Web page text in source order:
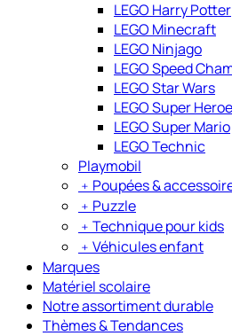
LEGO Harry Potter
LEGO Minecraft
LEGO Ninjago
LEGO Speed
LEGO Star Wars
LEGO Super
LEGO Super Mario
LEGO Technic
Playmobil
﹢ Poupées &
﹢ Puzzle
﹢ Technique pour kids
﹢ Véhicules enfant
Marques
Matériel scolaire
Notre assortiment durable
Thèmes & Tendances